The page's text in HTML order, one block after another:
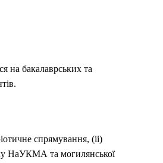
на бакалаврських та
спрямування, (іі)
НаУКМА та могилянської